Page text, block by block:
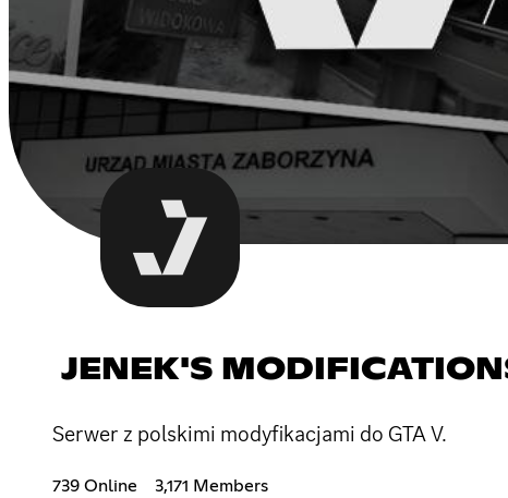
JENEK'S
Serwer z polskimi modyfikacjami do GTA V.
739 Online 3,171 Members